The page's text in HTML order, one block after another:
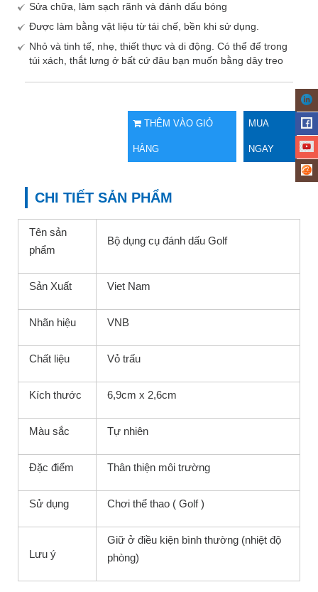
Sửa chữa, làm sạch rãnh và đánh dấu bóng
Được làm bằng vật liệu từ tái chế, bền khi sử dụng.
Nhỏ và tinh tế, nhẹ, thiết thực và di động. Có thể để trong
túi xách, thắt lưng ở bất cứ đâu bạn muốn bằng dây treo
THÊM VÀO GIỎ
HÀNG
MUA
NGAY
CHI TIẾT SẢN PHẨM
Tên sản
phẩm
Bộ dụng cụ đánh dấu Golf
Sản Xuất Viet Nam
Nhãn hiệu VNB
Chất liệu Vỏ trấu
Kích thước 6,9cm x 2,6cm
Màu sắc Tự nhiên
Đặc điểm Thân thiện môi trường
Sử dụng Chơi thể thao ( Golf )
Lưu ý
Giữ ở điều kiện bình thường (nhiệt độ
phòng)